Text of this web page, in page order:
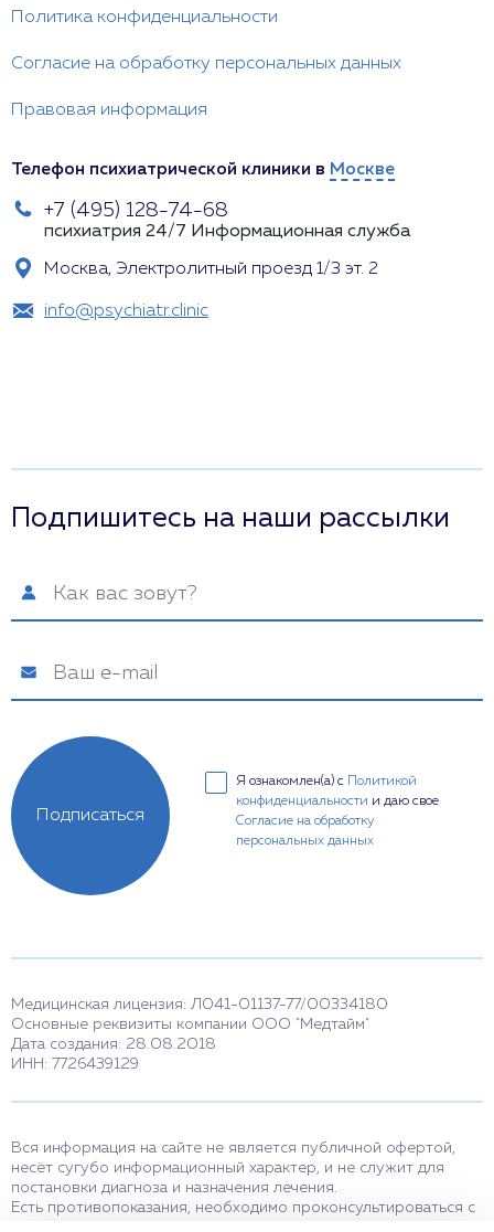
Политика конфиденциальности
Согласие на обработку персональных данных
Правовая информация
Телефон психиатрической клиники в Москве
+7 (495) 128-74-68
психиатрия 24/7 Информационная служба
Москва, Электролитный проезд 1/3 эт. 2
info@psychiatr.clinic
Подпишитесь на наши рассылки
Я ознакомлен(а) с
Политикой
конфиденциальности и даю свое
Согласие на обработку
персональных данных
Подписаться
Медицинская лицензия: Л041-01137-77/00334180
Основные реквизиты компании ООО "Медтайм"
Дата создания: 28.08.2018
ИНН: 7726439129
Вся информация на сайте не является публичной офертой,
несёт сугубо информационный характер, и не служит для
постановки диагноза и назначения лечения.
Есть противопоказания, необходимо проконсультироваться с